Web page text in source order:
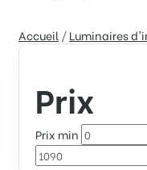
Accueil/Luminaires
Prix
Prix min